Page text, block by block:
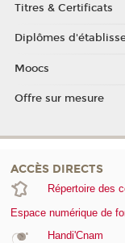
Titres & Certificats
Diplômes
Moocs
Offre sur mesure
ACCÈS DIRECTS
Répertoire des
Espace numérique de
Handi'Cnam